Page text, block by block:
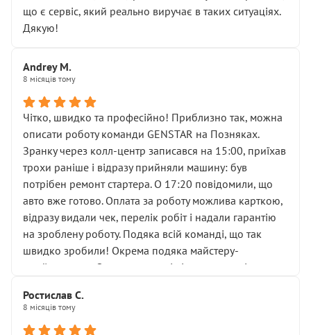
мені заявили, що бачок гальмівної рідини потрібно
міняти разом із головним гальмівним циліндром у
Для людини, яка хоча б трохи розуміється на техніці,
це звучить як мінімум непрофесійно, а як максимум —
спроба продати дорогий вузол замість елементарних
ущільнювачів.
Що прикро — це не перший мій візит. Раніше міняв у
вас стартер, і тоді сервіс наче справив хороше
враження. Але згодом знайшов декілька гайок під
лобовим склом. Мені пояснили, що це “старі гайки, які
відкручували”, і попросили не хвилюватися. ( надіюсь
новий власник, не застяг в полі))
Але після нинішнього візиту такі дрібниці вже не
здаються дрібницями.
Я — клієнт, який працює на довірі, і саме її цей сервіс
Хотілося б більше:
• належної уваги до авто
• прозорості в роботах і рахунках
що є сервіс, який реально виручає в таких ситуаціях.
Дякую!
Andrey M.
8 місяців тому
Чітко, швидко та професійно! Приблизно так, можна
описати роботу команди GENSTAR на Позняках.
Зранку через колл-центр записався на 15:00, приїхав
трохи раніше і відразу прийняли машину: був
потрібен ремонт стартера. О 17:20 повідомили, що
авто вже готово. Оплата за роботу можлива карткою,
відразу видали чек, перелік робіт і надали гарантію
на зроблену роботу. Подяка всій команді, що так
швидко зробили! Окрема подяка майстеру-
приймальнику Олександру: всі чітко та по суті.
звертатися до цього автосервісу.
Ростислав С.
8 місяців тому